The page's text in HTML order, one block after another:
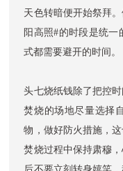
天色转暗便开始祭拜
阳高照#的时段是统一
式都需要避开的时间。
头七烧纸钱除了把控
焚烧的场地尽量选择
物，做好防火措施，
焚烧过程中保持肃穆